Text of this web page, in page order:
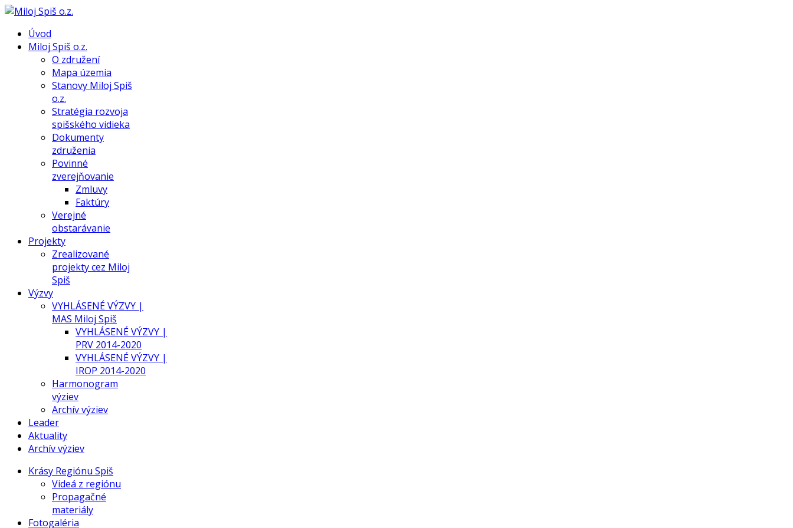
Úvod
Miloj Spiš o.z.
O združení
Mapa územia
Stanovy Miloj Spiš
o.z.
Stratégia rozvoja
spišského vidieka
Dokumenty
združenia
Povinné
zverejňovanie
Zmluvy
Faktúry
Verejné
obstarávanie
Projekty
Zrealizované
projekty cez Miloj
Spiš
Výzvy
VYHLÁSENÉ VÝZVY |
MAS Miloj Spiš
VYHLÁSENÉ VÝZVY |
PRV 2014-2020
VYHLÁSENÉ VÝZVY |
IROP 2014-2020
Harmonogram
výziev
Archív výziev
Leader
Aktuality
Archív výziev
Krásy Regiónu Spiš
Videá z regiónu
Propagačné
materiály
Fotogaléria